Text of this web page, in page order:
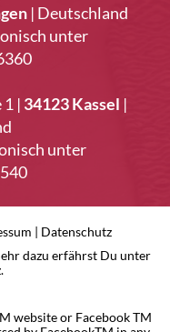
| Deutschland
unter
| 34123 Kassel |
unter
| Datenschutz
dazu erfährst Du unter
website or Facebook TM